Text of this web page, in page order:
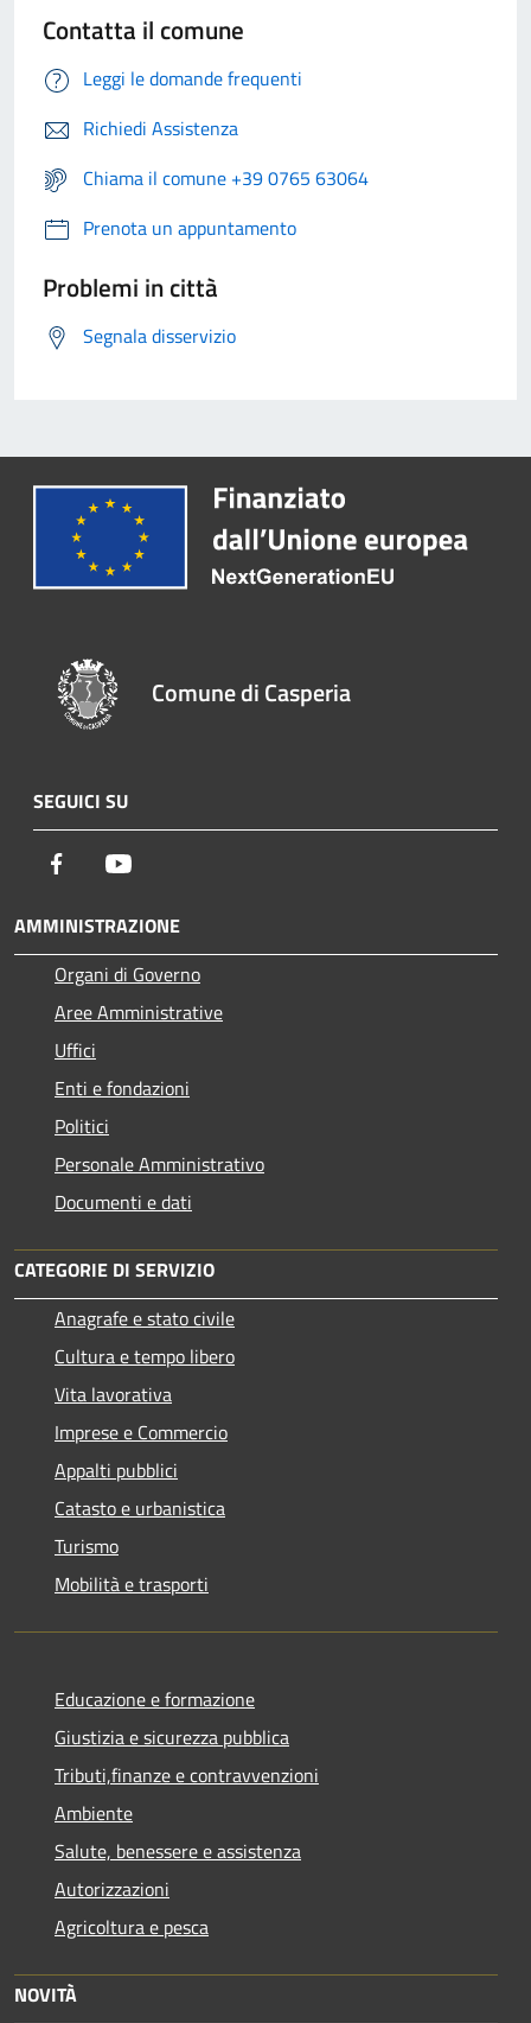
Contatta il comune
Leggi le domande frequenti
Richiedi Assistenza
Chiama il comune +39 0765 63064
Prenota un appuntamento
Problemi in città
Segnala disservizio
Comune di Casperia
SEGUICI SU
Facebook
AMMINISTRAZIONE
Organi di Governo
Aree Amministrative
Uffici
Enti e fondazioni
Politici
Personale Amministrativo
Documenti e dati
CATEGORIE DI SERVIZIO
Anagrafe e stato civile
Cultura e tempo libero
Vita lavorativa
Imprese e Commercio
Appalti pubblici
Catasto e urbanistica
Turismo
Mobilità e trasporti
Educazione e formazione
Giustizia e sicurezza pubblica
Tributi,finanze e contravvenzioni
Ambiente
Salute, benessere e assistenza
Autorizzazioni
Agricoltura e pesca
NOVITÀ